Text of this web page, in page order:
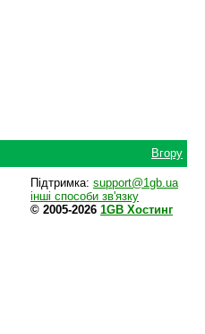
Вгору
Підтримка: support@1gb.ua
інші способи зв'язку
© 2005-2026 1GB Хостинг